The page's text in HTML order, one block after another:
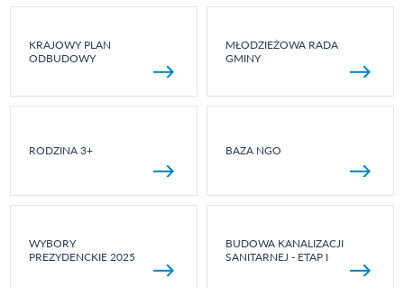
KRAJOWY PLAN
ODBUDOWY
MŁODZIEŻOWA RADA
GMINY
RODZINA 3+ BAZA NGO
WYBORY
PREZYDENCKIE 2025
BUDOWA KANALIZACJI
SANITARNEJ - ETAP I